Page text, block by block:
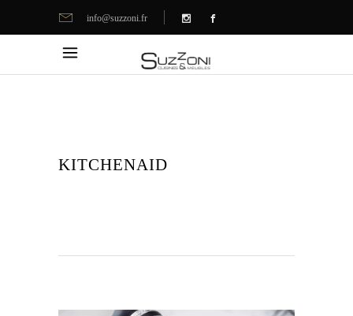
info@suzzoni.fr
KITCHENAID